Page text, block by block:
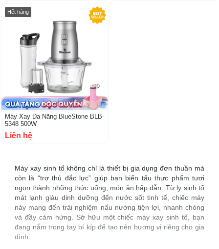
Hết hàng
Máy Xay Đa Năng BlueStone BLB-
5348 500W
Liên hệ
Máy xay sinh tố không chỉ là thiết bị gia dụng đơn thuần mà
còn là “trợ thủ đắc lực” giúp bạn biến tấu thực phẩm tươi
ngon thành những thức uống, món ăn hấp dẫn. Từ ly sinh tố
mát lạnh giàu dinh dưỡng đến nước sốt tinh tế, chiếc máy
này mang đến trải nghiệm nấu nướng tiện lợi, nhanh chóng
và đầy cảm hứng. Sở hữu một chiếc máy xay sinh tố, bạn
đang nắm trong tay bí kíp để tạo nên hương vị riêng cho gia
đình.